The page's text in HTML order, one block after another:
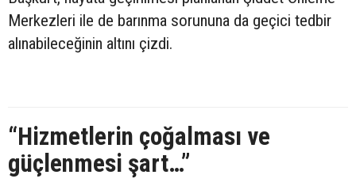
Merkezleri ile de barınma sorununa da geçici tedbir
alınabileceğinin altını çizdi.
“Hizmetlerin çoğalması ve
güçlenmesi şart…”